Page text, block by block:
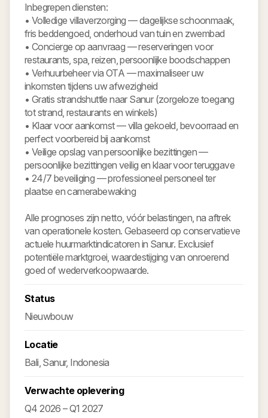
Inbegrepen diensten:
• Volledige villaverzorging — dagelijkse schoonmaak,
fris beddengoed, onderhoud van tuin en zwembad
• Concierge op aanvraag — reserveringen voor
restaurants, spa, reizen, persoonlijke boodschappen
• Verhuurbeheer via OTA — maximaliseer uw
inkomsten tijdens uw afwezigheid
• Gratis strandshuttle naar Sanur (zorgeloze toegang
tot strand, restaurants en winkels)
• Klaar voor aankomst — villa gekoeld, bevoorraad en
perfect voorbereid bij aankomst
• Veilige opslag van persoonlijke bezittingen —
persoonlijke bezittingen veilig en klaar voor teruggave
• 24/7 beveiliging — professioneel personeel ter
plaatse en camerabewaking
Alle prognoses zijn netto, vóór belastingen, na aftrek
van operationele kosten. Gebaseerd op conservatieve
actuele huurmarktindicatoren in Sanur. Exclusief
potentiële marktgroei, waardestijging van onroerend
goed of wederverkoopwaarde.
Status
Nieuwbouw
Locatie
Bali, Sanur, Indonesia
Verwachte oplevering
Q4 2026 – Q1 2027